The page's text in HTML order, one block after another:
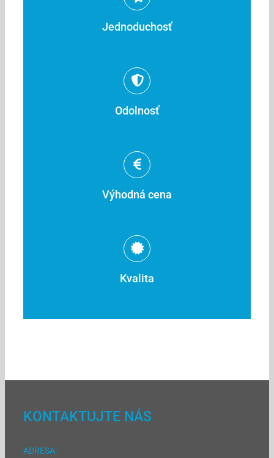
Jednoduchosť
Odolnosť
Výhodná cena
Kvalita
KONTAKTUJTE NÁS
ADRESA: